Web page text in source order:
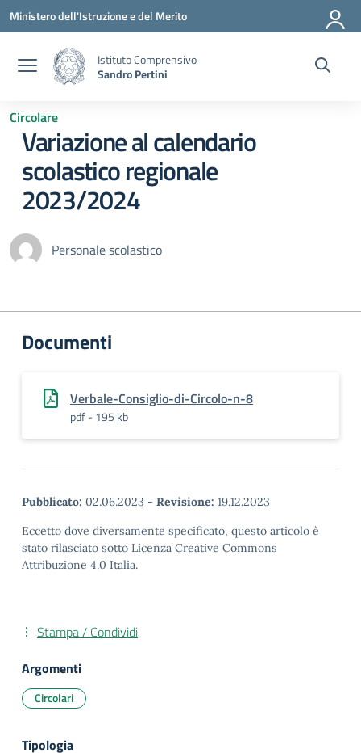
Vai ai contenuti
Vai al menu di navigazione
Vai al footer
Ministero dell'Istruzione e del Merito
Istituto Comprensivo
Sandro Pertini
Circolare
Variazione al calendario
scolastico regionale
2023/2024
Personale scolastico
Documenti
Verbale-Consiglio-di-Circolo-n-8
pdf - 195 kb
Pubblicato: 02.06.2023 - Revisione: 19.12.2023
Eccetto dove diversamente specificato, questo articolo è
stato rilasciato sotto Licenza Creative Commons
Attribuzione 4.0 Italia.
Stampa / Condividi
Argomenti
Circolari
Tipologia